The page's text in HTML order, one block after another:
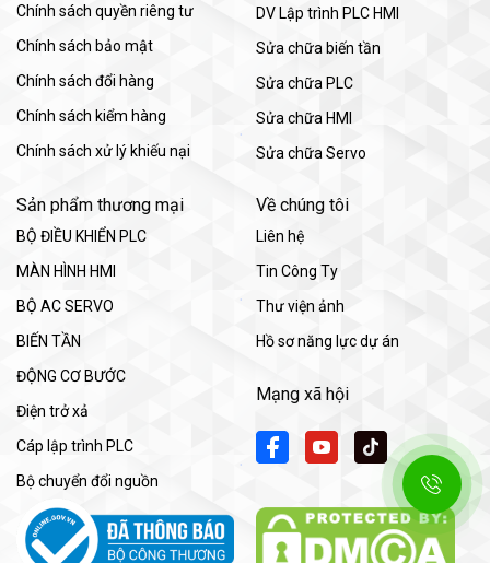
Chính sách quyền riêng tư
Chính sách bảo mật
Chính sách đổi hàng
Chính sách kiểm hàng
Chính sách xử lý khiếu nại
DV Lập trình PLC HMI
Sửa chữa biến tần
Sửa chữa PLC
Sửa chữa HMI
Sửa chữa Servo
Sản phẩm thương mại
BỘ ĐIỀU KHIỂN PLC
MÀN HÌNH HMI
BỘ AC SERVO
BIẾN TẦN
ĐỘNG CƠ BƯỚC
Điện trở xả
Cáp lập trình PLC
Bộ chuyển đổi nguồn
Về chúng tôi
Liên hệ
Tin Công Ty
Thư viện ảnh
Hồ sơ năng lực dự án
Mạng xã hội